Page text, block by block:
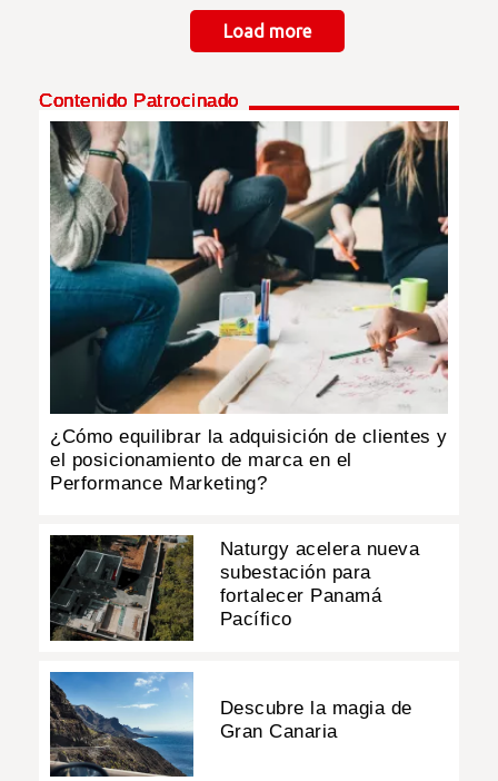
Load more
Contenido Patrocinado
¿Cómo equilibrar la adquisición de clientes y
el posicionamiento de marca en el
Performance Marketing?
Naturgy acelera nueva
subestación para
fortalecer Panamá
Pacífico
Descubre la magia de
Gran Canaria